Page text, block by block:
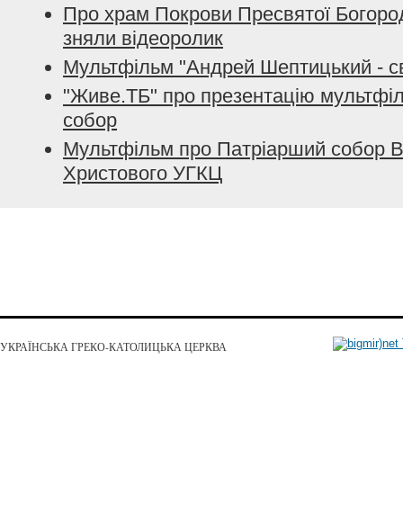
Про храм Покрови Пресвятої
зняли відеоролик
Мультфільм "Андрей Шептицький -
"Живе.ТБ" про презентацію
собор
Мультфільм про Патріарший cобор
Христового УГКЦ
УКРАЇНСЬКА ГРЕКО-КАТОЛИЦЬКА ЦЕРКВА